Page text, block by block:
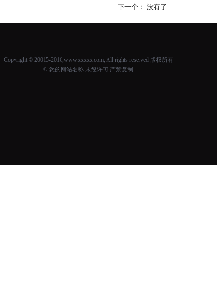
下一个： 没有了
Copyright © 20015-2016,www.xxxxx.com, All rights reserved 版权所有
© 您的网站名称 未经许可 严禁复制